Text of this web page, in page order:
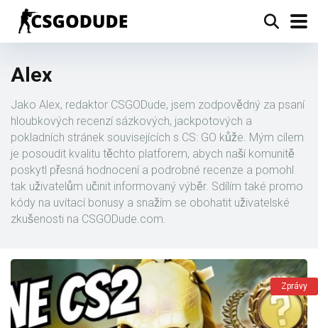
Alex
Jako Alex, redaktor CSGODude, jsem zodpovědný za psaní
hloubkových recenzí sázkových, jackpotových a
pokladních stránek souvisejících s CS: GO kůže. Mým cílem
je posoudit kvalitu těchto platforem, abych naší komunitě
poskytl přesná hodnocení a podrobné recenze a pomohl
tak uživatelům učinit informovaný výběr. Sdílím také promo
kódy na uvítací bonusy a snažím se obohatit uživatelské
zkušenosti na CSGODude.com.
Zprávy